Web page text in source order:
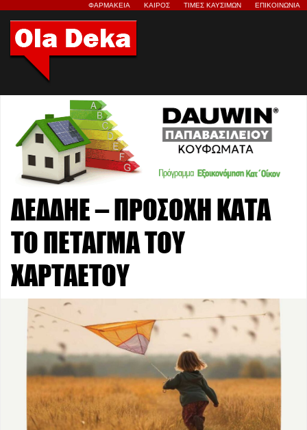
ΦΑΡΜΑΚΕΙΑ ΚΑΙΡΟΣ ΤΙΜΕΣ ΚΑΥΣΙΜΩΝ ΕΠΙΚΟΙΝΩΝΙΑ
ΔΕΔΔΗΕ – ΠΡΟΣΟΧΗ ΚΑΤΑ
ΤΟ ΠΕΤΑΓΜΑ ΤΟΥ
ΧΑΡΤΑΕΤΟΥ